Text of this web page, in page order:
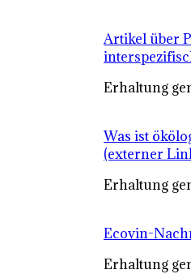
Artikel über
Erhaltung
Was ist
(externer
Erhaltung
Ecovin-
Erhaltung